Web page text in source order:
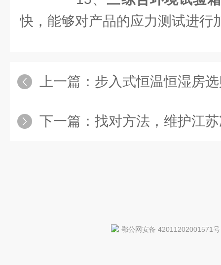
快，能够对产品的应力测试进行
上一篇： 步入式恒温恒湿房选购
下一篇： 找对方法，维护江苏冷
鄂公网安备 42011202001571号